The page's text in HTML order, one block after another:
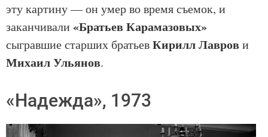
эту картину — он умер во время съемок, и
заканчивали «Братьев Карамазовых»
сыгравшие старших братьевКирилл Лаврови
Михаил Ульянов.
«Надежда», 1973